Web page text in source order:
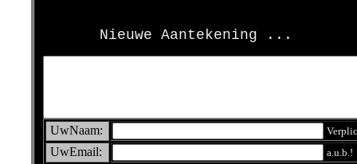
Nieuwe Aantekening ...
UwNaam:
UwEmail: a.u.b.!